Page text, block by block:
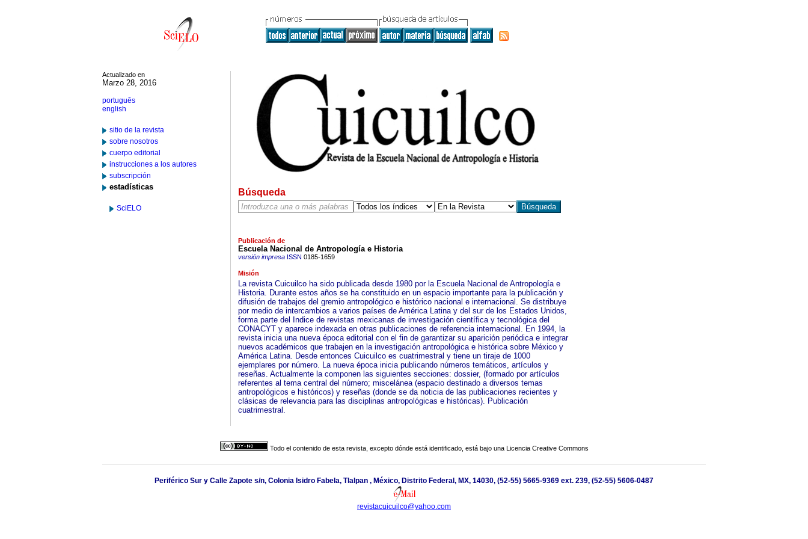
Actualizado en
Marzo 28, 2016
português
english
sitio de la revista
sobre nosotros
cuerpo editorial
instrucciones a los autores
subscripción
estadísticas
SciELO
Búsqueda
Publicación de
Escuela Nacional de Antropología e Historia
versión impresaISSN 0185-1659
Misión
La revista Cuicuilco ha sido publicada desde 1980 por la Escuela Nacional de Antropología e
Historia. Durante estos años se ha constituido en un espacio importante para la publicación y
difusión de trabajos del gremio antropológico e histórico nacional e internacional. Se distribuye
por medio de intercambios a varios países de América Latina y del sur de los Estados Unidos,
forma parte del Indice de revistas mexicanas de investigación científica y tecnológica del
CONACYT y aparece indexada en otras publicaciones de referencia internacional. En 1994, la
revista inicia una nueva época editorial con el fin de garantizar su aparición periódica e integrar
nuevos académicos que trabajen en la investigación antropológica e histórica sobre México y
América Latina. Desde entonces Cuicuilco es cuatrimestral y tiene un tiraje de 1000
ejemplares por número. La nueva época inicia publicando números temáticos, artículos y
reseñas. Actualmente la componen las siguientes secciones: dossier, (formado por artículos
referentes al tema central del número; miscelánea (espacio destinado a diversos temas
antropológicos e históricos) y reseñas (donde se da noticia de las publicaciones recientes y
clásicas de relevancia para las disciplinas antropológicas e históricas). Publicación
cuatrimestral.
Todo el contenido de esta revista, excepto dónde está identificado, está bajo una Licencia Creative Commons
Periférico Sur y Calle Zapote s/n, Colonia Isidro Fabela, Tlalpan , México, Distrito Federal, MX, 14030, (52-55) 5665-9369 ext. 239, (52-55) 5606-0487
revistacuicuilco@yahoo.com